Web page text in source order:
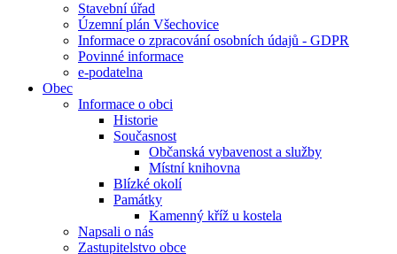
Stavební úřad
Územní plán Všechovice
Informace o zpracování osobních údajů - GDPR
Povinné informace
e-podatelna
Obec
Informace o obci
Historie
Současnost
Občanská vybavenost a služby
Místní knihovna
Blízké okolí
Památky
Kamenný kříž u kostela
Napsali o nás
Zastupitelstvo obce